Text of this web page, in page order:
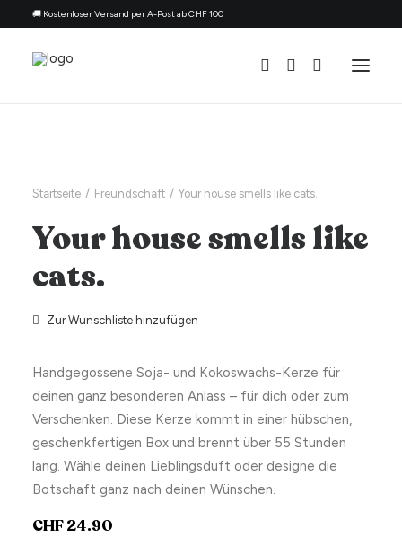
🚚 Kostenloser Versand per A-Post ab CHF 100
Thema
Nachfüllset
Deutsch
Startseite Freundschaft Your house smells like cats.
Your house smells like
cats.
Zur Wunschliste hinzufügen
Handgegossene Soja- und Kokoswachs-Kerze für
deinen ganz besonderen Anlass – für dich oder zum
Verschenken. Diese Kerze kommt in einer hübschen,
geschenkfertigen Box und brennt über 55 Stunden
lang. Wähle deinen Lieblingsduft oder designe die
Botschaft ganz nach deinen Wünschen.
CHF24.90